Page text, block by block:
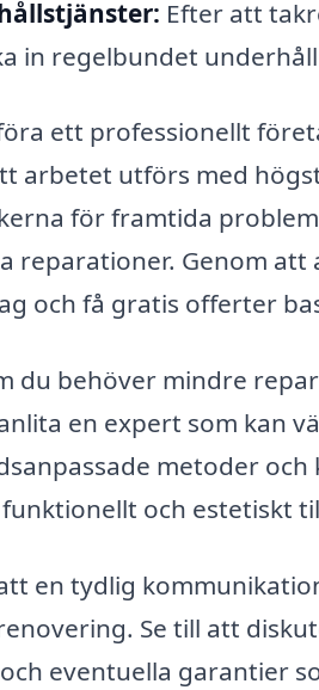
Efter att
in regelbundet
ett professionellt
arbetet utförs med
för framtida
reparationer. Genom att
och få gratis offerter
du behöver mindre
en expert som kan
metoder
och estetiskt
en tydlig
Se till att
eventuella garantier